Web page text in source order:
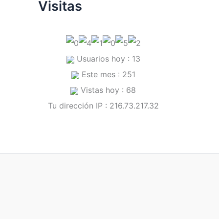
Visitas
Usuarios hoy : 13
Este mes : 251
Vistas hoy : 68
Tu dirección IP : 216.73.217.32